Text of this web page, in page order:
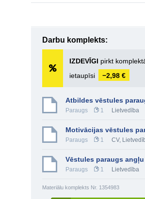
Darbu komplekts:
IZDEVĪGI pirkt
ietaupīsi
−2,98 €
Atbildes vēstules
Paraugs 1 Lietvedība
Motivācijas vēstules
Paraugs 1 CV,
Vēstules paraugs
Paraugs 1 Lietvedība
Materiālu komplekts Nr. 1354983